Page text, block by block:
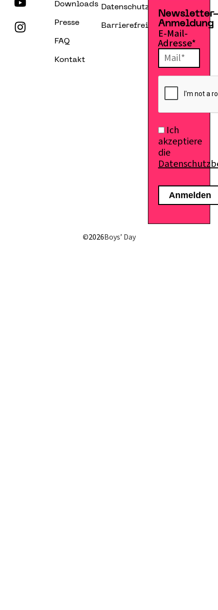
Downloads
Presse
FAQ
Kontakt
Datenschutzerklärung
Barrierefreiheitserklärung
Anmeldung
E-Mail-
Adresse*
Ich
akzeptiere
die
©2026Boys’ Day